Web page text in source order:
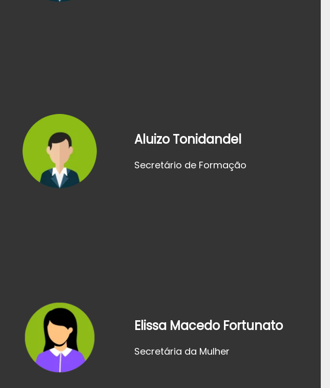
Aluizo Tonidandel
Secretário de Formação
Elissa Macedo Fortunato
Secretária da Mulher